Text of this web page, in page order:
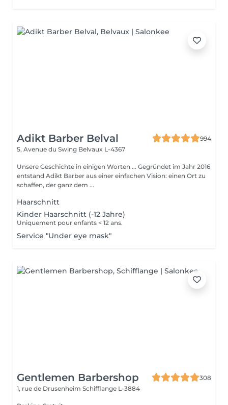
Adikt Barber Belval
994
5, Avenue du Swing Belvaux L-4367
Unsere Geschichte in einigen Worten ... Gegründet im Jahr 2016
entstand Adikt Barber aus einer einfachen Vision: einen Ort zu
schaffen, der ganz dem ...
Haarschnitt
Kinder Haarschnitt (-12 Jahre)
Uniquement pour enfants < 12 ans.
Service "Under eye mask"
Gentlemen Barbershop
308
1, rue de Drusenheim Schifflange L-3884